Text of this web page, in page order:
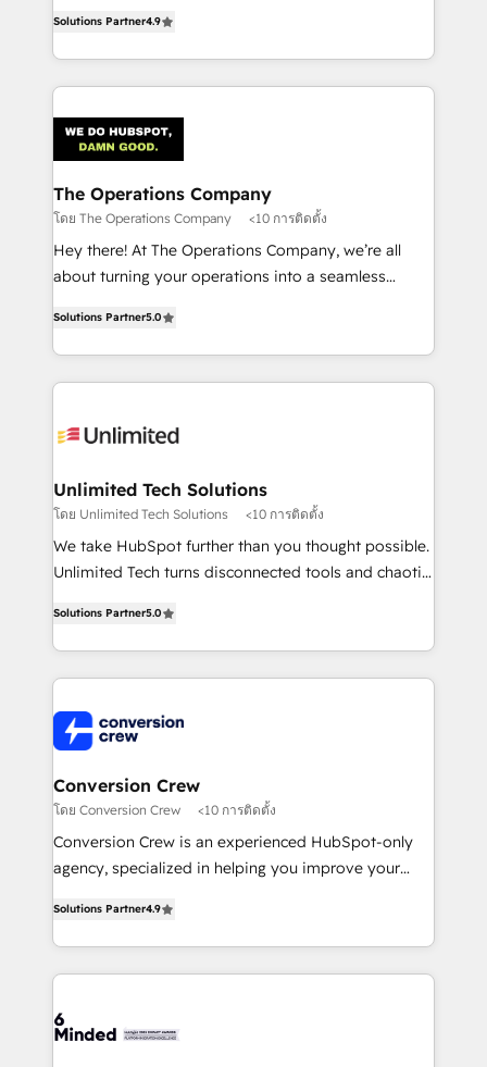
Barcelona and operating across Spain, LATAM, and
the UK, we support global companies in building
smarter marketing, sales, and customer success
Iberia (Spain & Portugal), we combine human insight
with intelligent automation to drive sustainable
growth. Our multidisciplinary team designs solutions
that simplify complexity, boost performance, and
turn innovation into real impact. 🌍 Highlights •
HubSpot Partner since 2012 • 2022 EMEA Impact
projects • Clients in 30+ industries • Proprietary
technology for integrations • Multilingual team:
Solutions Partner4.9
The Operations Company
โดย The Operations Company <10 การติดตั้ง
Hey there! At The Operations Company, we’re all
about turning your operations into a seamless
transforming complex systems into efficient,
scalable solutions that work across your entire
organization. We’re a unique blend of deep HubSpot
operational know-how. We know that no two
solutions. Instead, we dive in to understand your
needs, goals, and challenges to deliver solutions that
fit like a glove. We’re committed to being both
highly effective and fun to work with. We believe in
relationships. Your success is our success, and we’re
all in this together! From startup to enterprise, we’ll
what matters most: growing your business and
wowing your customers. Let’s make HubSpot work
Solutions Partner5.0
Unlimited Tech Solutions
โดย Unlimited Tech Solutions <10 การติดตั้ง
We take HubSpot further than you thought possible.
Unlimited Tech turns disconnected tools and chaotic
engine. We combine RevOps strategy with deep
technical execution to help teams scale faster—with
cleaner data, smarter automation, and more
Implementation & Migration · Native & Custom
Integrations · Custom Development · CPQ & FSM ·
Reporting & Analytics · GTM Architecture · Sales &
Marketing Enablement If you’re ready to elevate
HubSpot from “just your CRM” to your growth
infrastructure—let’s talk.
Solutions Partner5.0
Conversion Crew
โดย Conversion Crew <10 การติดตั้ง
Conversion Crew is an experienced HubSpot-only
agency, specialized in helping you improve your
Implementing HubSpot (CRM, Marketing, Sales,
Service and Operations) - Developing fast, good-
looking websites in the HubSpot CMS - Building
systems you use You need a clear method to reach
Solutions Partner4.9